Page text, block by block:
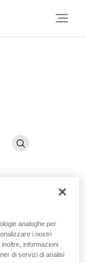
analoghe per
i nostri
informazioni
di servizi di analisi